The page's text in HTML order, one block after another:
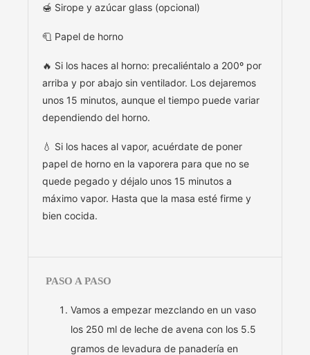
🍯 Sirope y azúcar glass (opcional)
🧻 Papel de horno
🔥 Si los haces al horno: precaliéntalo a 200º por
arriba y por abajo sin ventilador. Los dejaremos
unos 15 minutos, aunque el tiempo puede variar
dependiendo del horno.
💧 Si los haces al vapor, acuérdate de poner
papel de horno en la vaporera para que no se
quede pegado y déjalo unos 15 minutos a
máximo vapor. Hasta que la masa esté firme y
bien cocida.
PASO A PASO
Vamos a empezar mezclando en un vaso
los 250 ml de leche de avena con los 5.5
gramos de levadura de panadería en